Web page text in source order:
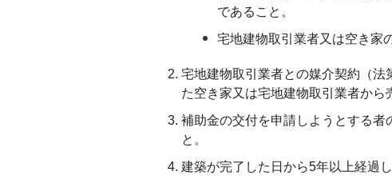
であること。
宅地建物取引業者又は空き家
宅地建物取引業者との媒介契約（
た空き家又は宅地建物取引業者から
補助金の交付を申請しようとする
と。
建築が完了した日から5年以上経過し